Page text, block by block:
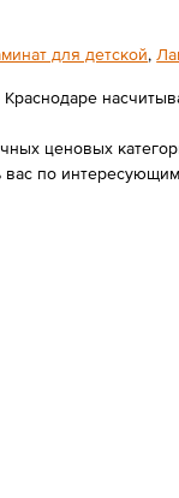
для детской,
ценовых
вас по